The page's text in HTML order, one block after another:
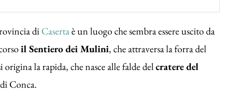
diCasertaè un luogo che sembra essere uscito da
il Sentiero dei Mulini, che attraversa la forra del
la rapida, che nasce alle falde delcratere del
Conca.